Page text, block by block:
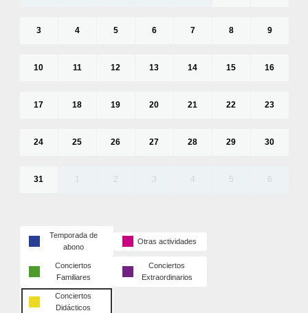
3 4 5 6 7 8 9
10 11 12 13 14 15 16
17 18 19 20 21 22 23
24 25 26 27 28 29 30
31 1 2 3 4 5 6
Temporada de
abono
Otras actividades
Conciertos
Familiares
Conciertos
Extraordinarios
Conciertos
Didácticos